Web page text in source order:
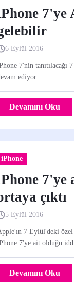
7'ye
6 Eylül 2016
7'nin
ediyor.
Devamını Oku
iPhone
7'ye
çıktı
5 Eylül 2016
7 Eylül'deki
7'ye ait olduğu
Devamını Oku